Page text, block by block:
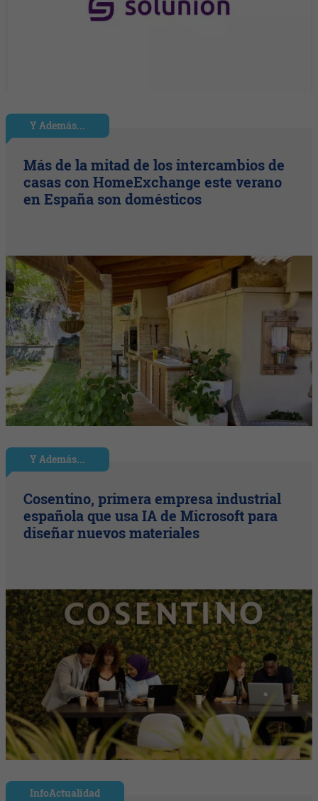
Y Además...
Más de la mitad de los intercambios de
casas con HomeExchange este verano
en España son domésticos
Y Además...
Cosentino, primera empresa industrial
española que usa IA de Microsoft para
diseñar nuevos materiales
InfoActualidad